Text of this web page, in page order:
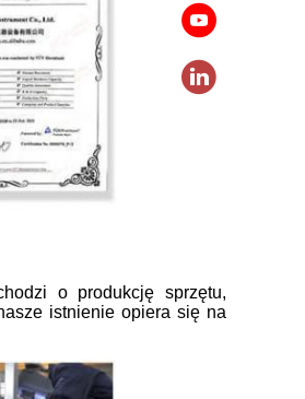
o produkcję sprzętu,
istnienie opiera się na